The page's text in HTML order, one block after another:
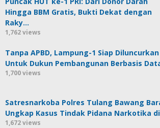
Hingga BBM Gratis, Bukti Dekat dengan
Raky…
1,762 views
Tanpa APBD, Lampung-1 Siap Diluncurkan
Untuk Dukun Pembangunan Berbasis
1,700 views
Satresnarkoba Polres Tulang Bawang
Ungkap Kasus Tindak Pidana Narkotika
1,672 views